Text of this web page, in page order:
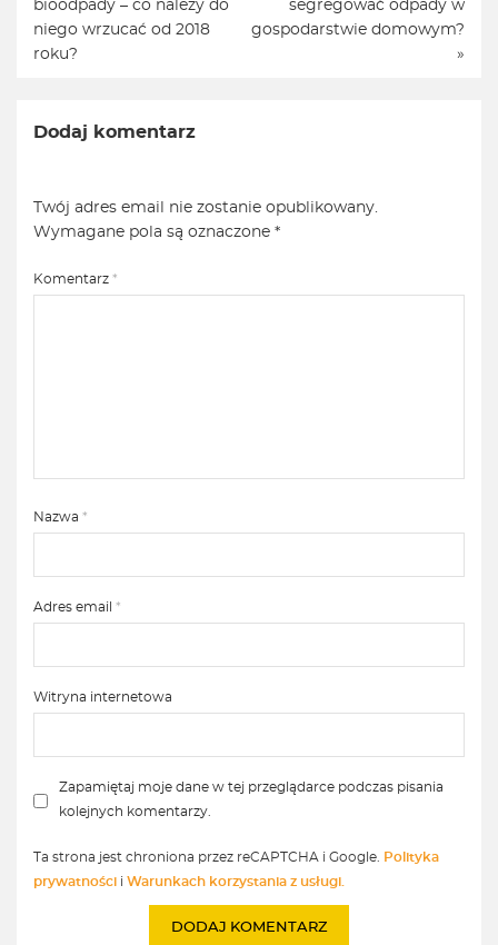
bioodpady – co należy do
niego wrzucać od 2018
roku?
segregować odpady w
gospodarstwie domowym?
»
Dodaj komentarz
Twój adres email nie zostanie opublikowany.
Wymagane pola są oznaczone *
Komentarz *
Nazwa *
Adres email *
Witryna internetowa
Zapamiętaj moje dane w tej przeglądarce podczas pisania
kolejnych komentarzy.
Ta strona jest chroniona przez reCAPTCHA i Google.
Polityka
prywatności i Warunkach korzystania z usługi.